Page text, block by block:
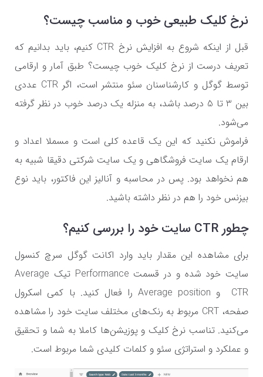
نرخ کلیک طبیعی خوب و مناسب چیست؟
قبل از اینکه شروع به افزایش نرخ CTR کنیم، باید بدانیم که
تعریف درست از نرخ کلیک خوب چیست؟ طبق آمار و ارقامی
توسط گوگل و کارشناسنان سئو منتشر است، اگر CTR عددی
بین 3 تا 5 درصد باشد، به منزله یک درصد خوب در نظر گرفته
می‌شود.
فراموش نکنید که این یک قاعده کلی است و مسملا اعداد و
ارقام یک سایت فروشگاهی و یک سایت شرکتی دقیقا شبیه به
هم نخواهد بود. پس در محاسبه و آنالیز این فاکتور، باید نوع
بیزنس خود را هم در نظر داشته باشید.
چطورCTR سایت خود را بررسی کنیم؟
برای مشاهده این مقدار باید وارد اکانت گوگل سرچ کنسول
سایت خود شده و در قسمت Performance تیک Average
CTR و Average position را فعال کنید. با کمی اسکرول
صفحه، CRT مربوط به رنک‌های مختلف سایت خود را مشاهده
می‌کنید. تناسب نرخ کلیک و پوزیشن‌ها کاملا به شما و تحقیق
و عملکرد و استراتژی سئو و کلمات کلیدی شما مربوط است.